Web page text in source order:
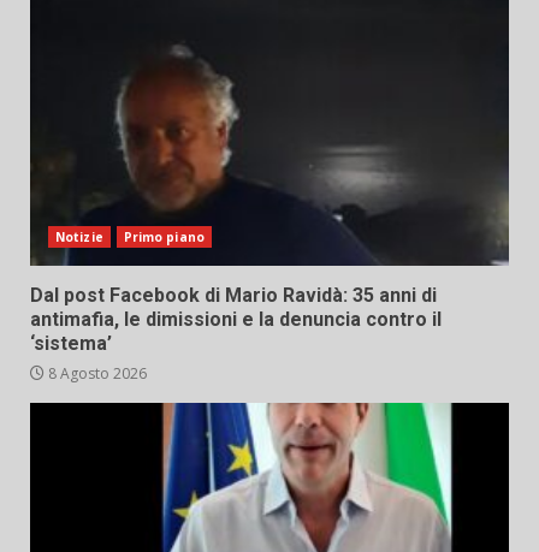
Notizie Primo piano
Dal post Facebook di Mario Ravidà: 35 anni di
antimafia, le dimissioni e la denuncia contro il
‘sistema’
8 Agosto 2026